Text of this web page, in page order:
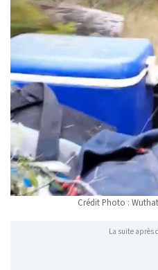
Crédit Photo :
La suite après